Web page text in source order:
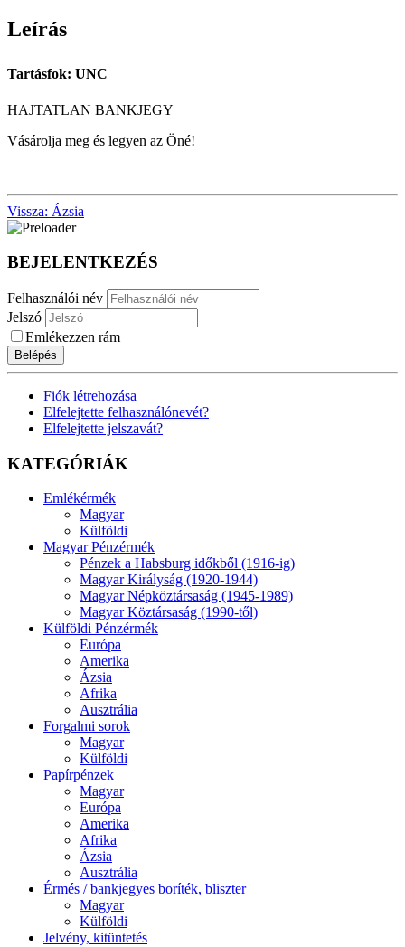
Leírás
Tartásfok: UNC
HAJTATLAN BANKJEGY
Vásárolja meg és legyen az Öné!
Vissza: Ázsia
BEJELENTKEZÉS
Felhasználói név
Jelszó
Emlékezzen rám
Belépés
Fiók létrehozása
Elfelejtette felhasználónevét?
Elfelejtette jelszavát?
KATEGÓRIÁK
Emlékérmék
Magyar
Külföldi
Magyar Pénzérmék
Pénzek a Habsburg időkből (1916-ig)
Magyar Királyság (1920-1944)
Magyar Népköztársaság (1945-1989)
Magyar Köztársaság (1990-től)
Külföldi Pénzérmék
Európa
Amerika
Ázsia
Afrika
Ausztrália
Forgalmi sorok
Magyar
Külföldi
Papírpénzek
Magyar
Európa
Amerika
Afrika
Ázsia
Ausztrália
Érmés / bankjegyes boríték, bliszter
Magyar
Külföldi
Jelvény, kitüntetés